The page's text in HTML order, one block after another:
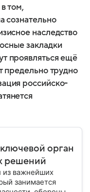
том,
сознательно
наследство
закладки
проявляться ещё
предельно трудно
российско-
орган
решений
из важнейших
занимается